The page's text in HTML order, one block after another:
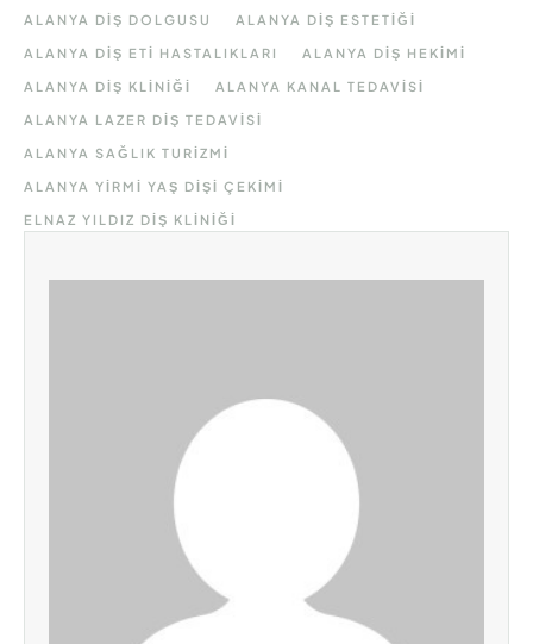
ALANYA DIŞ DOLGUSU ALANYA DIŞ ESTETIĞI
ALANYA DIŞ ETI HASTALIKLARI ALANYA DIŞ HEKIMI
ALANYA DIŞ KLINIĞI ALANYA KANAL TEDAVISI
ALANYA LAZER DIŞ TEDAVISI
ALANYA SAĞLIK TURIZMI
ALANYA YIRMI YAŞ DIŞI ÇEKIMI
ELNAZ YILDIZ DIŞ KLINIĞI